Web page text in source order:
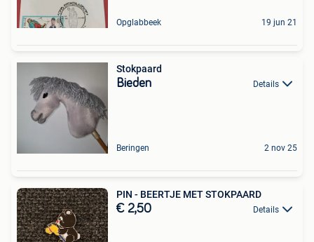
Opglabbeek 19 jun 21
Stokpaard
Bieden Details
Beringen 2 nov 25
PIN - BEERTJE MET STOKPAARD
€ 2,50 Details